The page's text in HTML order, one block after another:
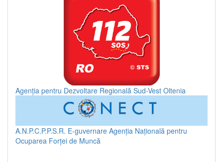
Agenția pentru Dezvoltare Regională Sud-Vest Oltenia
A.N.P.C.P.P.S.R. E-guvernare Agenția Națională pentru
Ocuparea Forței de Muncă